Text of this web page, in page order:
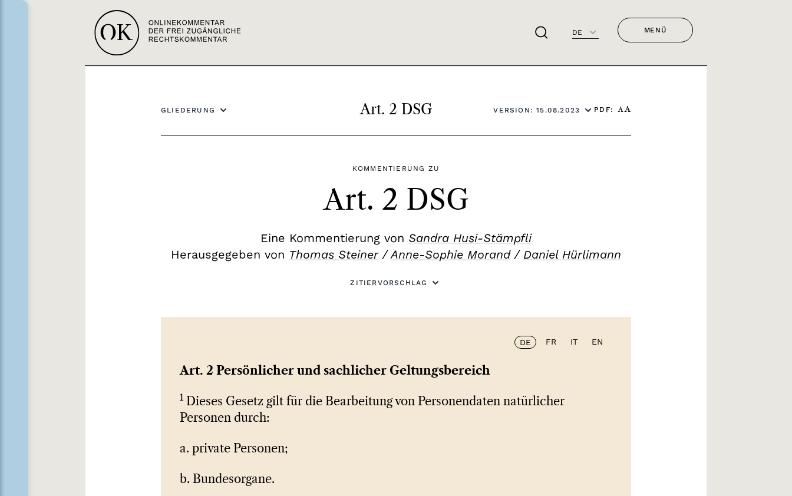
DE MENÜ
GLIEDERUNG Art. 2 DSG VERSION: 15.08.2023 PDF: A A
KOMMENTIERUNG ZU
Art. 2 DSG
Eine Kommentierung von Sandra Husi-Stämpfli
Herausgegeben von Thomas Steiner/Anne-Sophie Morand/ Daniel Hürlimann
ZITIERVORSCHLAG
DE FR IT EN
Art. 2 Persönlicher und sachlicher Geltungsbereich
1 Dieses Gesetz gilt für die Bearbeitung von Personendaten natürlicher
Personen durch:
a. private Personen;
b. Bundesorgane.